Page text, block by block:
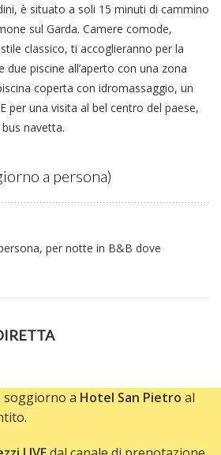
è situato a soli 15 minuti di cammino
sul Garda. Camere comode,
classico, ti accoglieranno per la
piscine all’aperto con una zona
coperta con idromassaggio, un
per una visita al bel centro del paese,
navetta.
a persona)
per notte in B&B dove
a Hotel San Pietro al